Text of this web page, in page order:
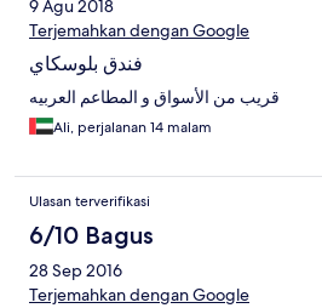
9 Agu 2018
Terjemahkan dengan Google
فندق بلوسكاي
قريب من الأسواق و المطاعم العربيه
Ali, perjalanan 14 malam
Ulasan terverifikasi
6/10 Bagus
28 Sep 2016
Terjemahkan dengan Google